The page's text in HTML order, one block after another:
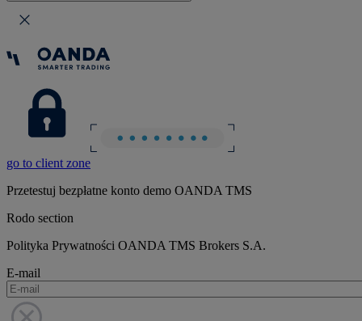
go to client zone
Przetestuj bezpłatne konto demo OANDA TMS
Rodo section
Polityka Prywatności OANDA TMS Brokers S.A.
E-mail